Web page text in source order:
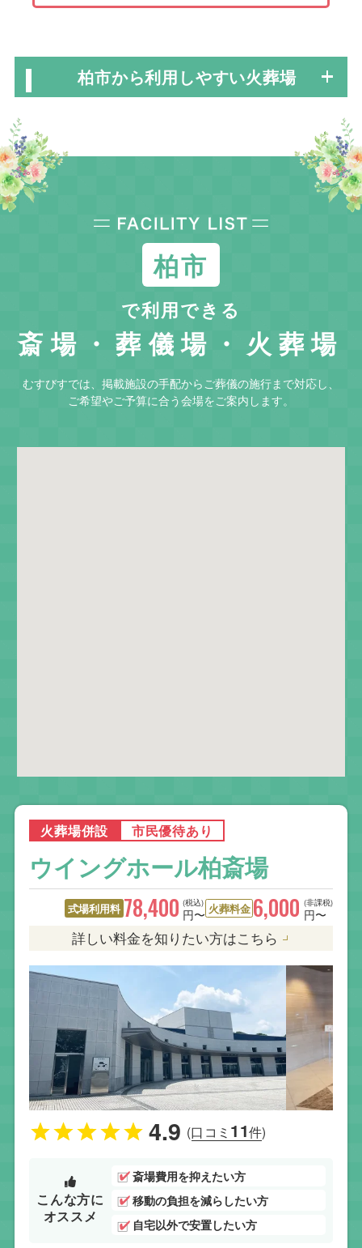
柏市から利用しやすい火葬場
柏市
で利用できる
斎場・葬儀場・火葬場
むすびすでは、掲載施設の手配からご葬儀の施行まで対応し、
ご希望やご予算に合う会場をご案内します。
火葬場併設 市民優待あり
ウイングホール柏斎場
式場利用料 (税込)
78,400 円〜 火葬料金 (非課税)
6,000 円〜
詳しい料金を知りたい方はこちら
4.9 (口コミ 11件)
こんな方に
オススメ
斎場費用を抑えたい方
移動の負担を減らしたい方
自宅以外で安置したい方